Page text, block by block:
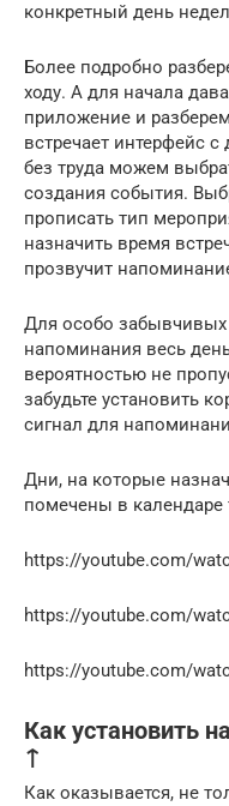
конкретный день
Более подробно
ходу. А для начала
приложение и
встречает интерфейс
без труда можем
создания события.
прописать тип
назначить время
прозвучит
Для особо
напоминания весь
вероятностью не
забудьте установить
сигнал для
Дни, на которые
помечены в календаре
https://youtube.com/
https://youtube.com/
https://youtube.com/
Как установить
↑
Как оказывается, не